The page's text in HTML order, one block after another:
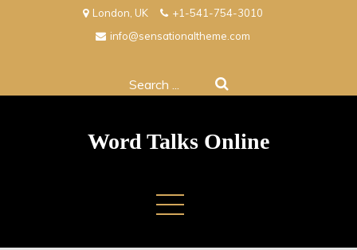
London, UK
+1-541-754-3010
info@sensationaltheme.com
Search
Word Talks Online